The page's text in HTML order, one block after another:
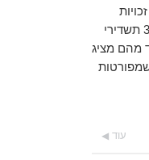
הוביל ליצירת 30 תשדירי
מהם מציג
עוד